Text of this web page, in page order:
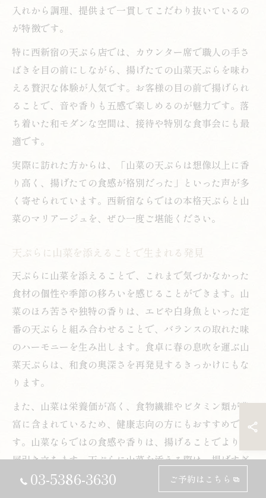
入れから調理、提供まで一貫してこだわり抜いているの
が特徴です。
特に西新宿の天ぷら店では、カウンター席で職人の手さ
ばきを目の前にしながら、揚げたての山菜天ぷらを味わ
える贅沢な体験が人気です。お客様の目の前で揚げられ
ることで、音や香りも五感で楽しめるのが魅力です。落
ち着いた和モダンな空間は、接待や特別な食事会にも最
適です。
実際に訪れた方からは、「山菜の天ぷらは想像以上に香
り高く、揚げたての食感が格別だった」といった声が多
く寄せられています。西新宿ならではの本格天ぷらと山
菜のマリアージュを、ぜひ一度ご堪能ください。
天ぷらに山菜を添えることで生まれる発見
天ぷらに山菜を添えることで、これまで気づかなかった
食材の個性や季節の移ろいを感じることができます。山
菜のほろ苦さや独特の香りは、エビや白身魚といった定
番の天ぷらと組み合わせることで、バランスの取れた味
のハーモニーを生み出します。食卓に春の息吹を運ぶ山
菜天ぷらは、和食の奥深さを再発見するきっかけにもな
ります。
また、山菜は栄養価が高く、食物繊維やビタミン類が豊
富に含まれているため、健康志向の方にもおすすめで
す。山菜ならではの食感や香りは、揚げることでより一
層引き立ちます。天ぷらに山菜を添える際は、揚げすぎ
に注意し、素材の鮮度や季節感を大切にしましょう。
03-5386-3630 ご予約はこちら